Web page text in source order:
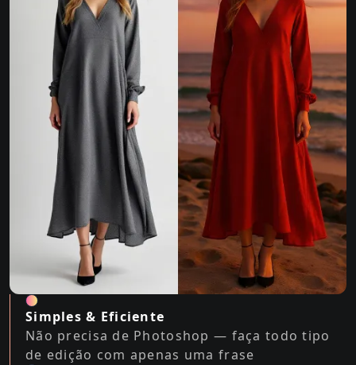
Simples & Eficiente
Não precisa de Photoshop — faça todo tipo
de edição com apenas uma frase